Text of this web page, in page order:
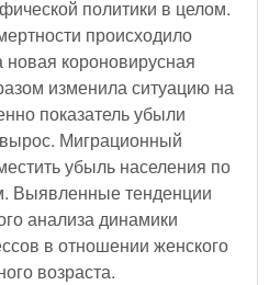
политики в целом.
происходило
короновирусная
изменила ситуацию на
показатель убыли
Миграционный
убыль населения по
Выявленные тенденции
анализа динамики
в отношении женского
возраста.